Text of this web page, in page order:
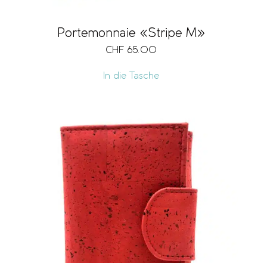
Portemonnaie «Stripe M»
CHF 65.00
In die Tasche